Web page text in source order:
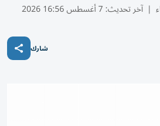
| آخر تحديث:7 أغسطس 16:56 2026
شارك